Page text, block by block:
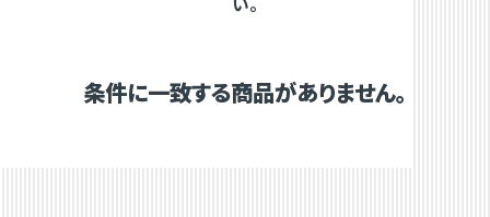
条件に一致する商品がありません。